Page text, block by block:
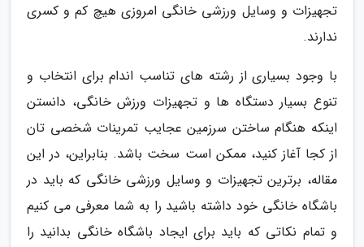
تجهیزات و وسایل ورزشی خانگی امروزی هیچ کم و کسری
ندارند.
با وجود بسیاری از رشته های تناسب اندام برای انتخاب و
تنوع بسیار دستگاه ها و تجهیزات ورزش خانگی، دانستن
اینکه هنگام ساختن سرزمین عجایب تمرینات شخصی تان
از کجا آغاز کنید، ممکن است سخت باشد. بنابراین، در این
مقاله، برترین تجهیزات و وسایل ورزشی خانگی که باید در
باشگاه خانگی خود داشته باشید را به شما معرفی می کنیم
و تمام نکاتی که باید برای ایجاد باشگاه خانگی بدانید را